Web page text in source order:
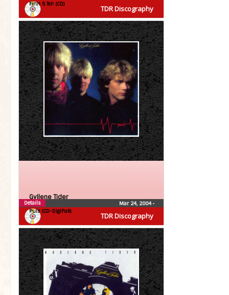
TDR Discography
Finn 5 fel! (CD)
TDR Discography
Gyllene Tider
Puls (CD-DigiPak)
Mar 24, 2004•
Details